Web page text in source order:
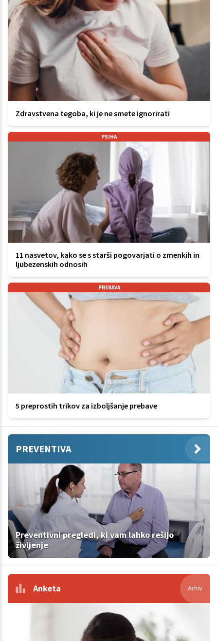
Zdravstvena tegoba, ki je ne smete ignorirati
PSIHA
11 nasvetov, kako se s starši pogovarjati o zmenkih in
ljubezenskih odnosih
PREBAVA
5 preprostih trikov za izboljšanje prebave
PREVENTIVA
Preventivni pregledi, ki vam lahko rešijo
življenje
Anketa Arhiv